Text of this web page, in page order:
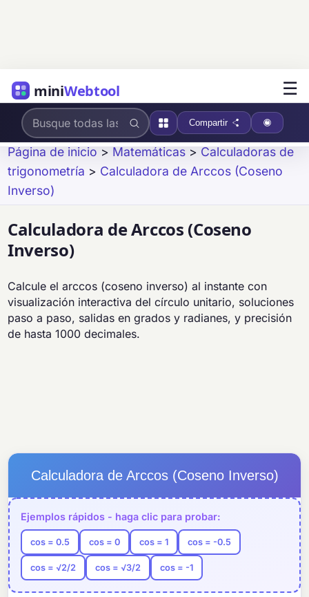
miniWebtool ☰
Compartir
Página de inicio > Matemáticas > Calculadoras de
trigonometría > Calculadora de Arccos (Coseno
Inverso)
Calculadora de Arccos (Coseno
Inverso)
Calcule el arccos (coseno inverso) al instante con
visualización interactiva del círculo unitario, soluciones
paso a paso, salidas en grados y radianes, y precisión
de hasta 1000 decimales.
Calculadora de Arccos (Coseno Inverso)
Ejemplos rápidos - haga clic para probar:
cos = 0.5 cos = 0 cos = 1 cos = -0.5
cos = √2/2 cos = √3/2 cos = -1